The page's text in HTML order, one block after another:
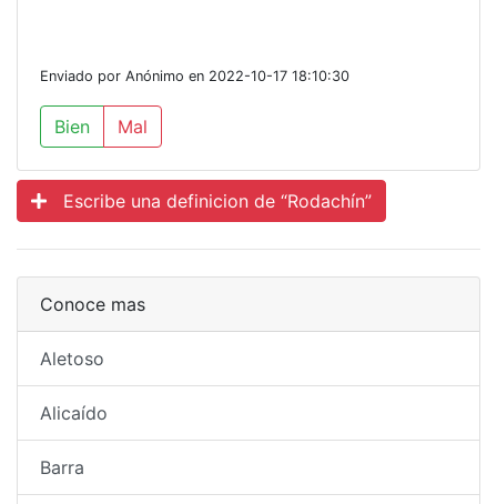
Enviado por Anónimo en 2022-10-17 18:10:30
Bien Mal
Escribe una definicion de “Rodachín”
Conoce mas
Aletoso
Alicaído
Barra